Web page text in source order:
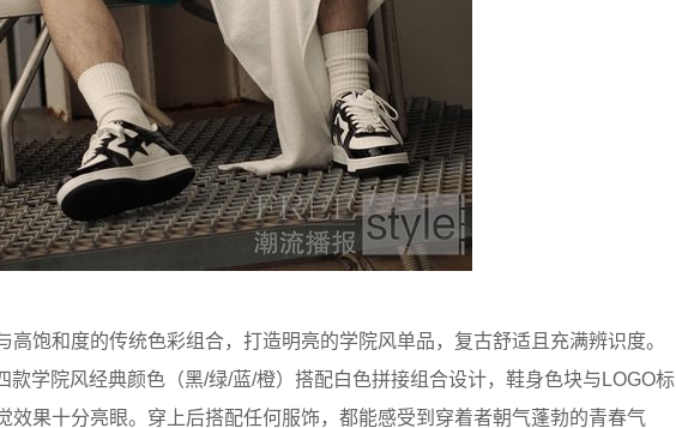
高饱和度的传统色彩组合，打造明亮的学院风单品，复古舒适且充满辨识度。
学院风经典颜色（黑/绿/蓝/橙）搭配白色拼接组合设计，鞋身色块与LOGO标
效果十分亮眼。穿上后搭配任何服饰，都能感受到穿着者朝气蓬勃的青春气